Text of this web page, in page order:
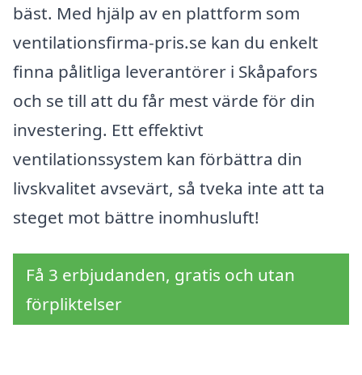
bäst. Med hjälp av en plattform som
ventilationsfirma-pris.se kan du enkelt
finna pålitliga leverantörer i Skåpafors
och se till att du får mest värde för din
investering. Ett effektivt
ventilationssystem kan förbättra din
livskvalitet avsevärt, så tveka inte att ta
steget mot bättre inomhusluft!
Få 3 erbjudanden, gratis och utan
förpliktelser